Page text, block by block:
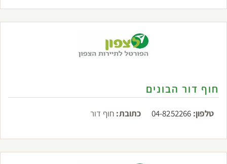
חוף דור הבונים
טלפון: 04-8252266 כתובת: חוף דור